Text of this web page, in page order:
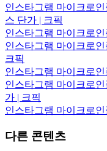
인스타그램 마이크로
스 단가 | 크픽
인스타그램 마이크로
인스타그램 마이크로
크픽
인스타그램 마이크로
인스타그램 마이크로
가 | 크픽
인스타그램 마이크로
다른 콘텐츠